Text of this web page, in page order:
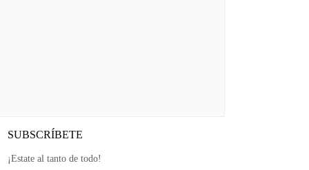
SUBSCRÍBETE
¡Estate al tanto de todo!